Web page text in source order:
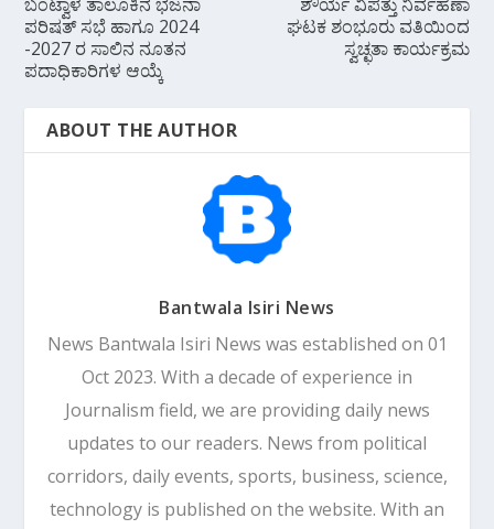
ಬಂಟ್ವಾಳ ತಾಲೂಕಿನ ಭಜನಾ
ಪರಿಷತ್ ಸಭೆ ಹಾಗೂ 2024
-2027 ರ ಸಾಲಿನ ನೂತನ
ಪದಾಧಿಕಾರಿಗಳ ಆಯ್ಕೆ
ಶೌರ್ಯ ವಿಪತ್ತು ನಿರ್ವಹಣಾ
ಘಟಕ ಶಂಭೂರು ವತಿಯಿಂದ
ಸ್ವಚ್ಛತಾ ಕಾರ್ಯಕ್ರಮ
ABOUT THE AUTHOR
Bantwala Isiri News
News Bantwala Isiri News was established on 01
Oct 2023. With a decade of experience in
Journalism field, we are providing daily news
updates to our readers. News from political
corridors, daily events, sports, business, science,
technology is published on the website. With an